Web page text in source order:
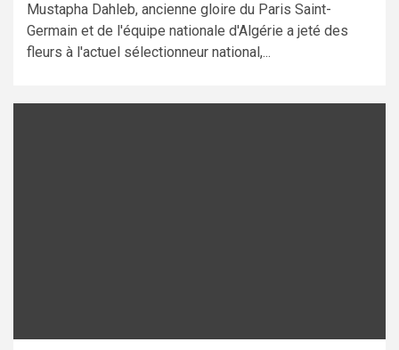
Mustapha Dahleb, ancienne gloire du Paris Saint-
Germain et de l'équipe nationale d'Algérie a jeté des
fleurs à l'actuel sélectionneur national,...